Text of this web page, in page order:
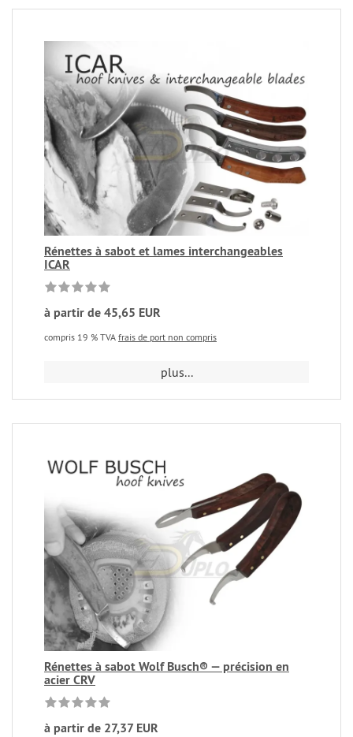
Rénettes à sabot et lames interchangeables
ICAR
à partir de 45,65 EUR
compris 19 % TVA frais de port non compris
plus...
Rénettes à sabot Wolf Busch® — précision en
acier CRV
à partir de 27,37 EUR